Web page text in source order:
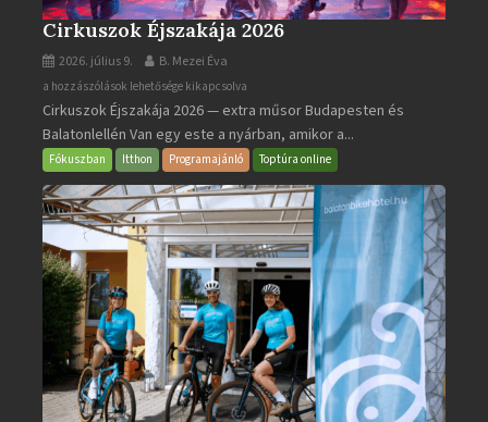
Cirkuszok Éjszakája 2026
2026. július 9. B. Mezei Éva
Cirkuszok
Éjszakája
2026
bejegyzéshez
a hozzászólások lehetősége kikapcsolva
Cirkuszok Éjszakája 2026 — extra műsor Budapesten és
Balatonlellén Van egy este a nyárban, amikor a...
Fókuszban Itthon Programajánló Toptúra online